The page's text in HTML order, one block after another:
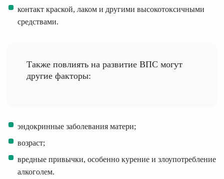
контакт краской, лаком и другими высокотоксичными
средствами.
Также повлиять на развитие ВПС могут
другие факторы:
эндокринные заболевания матери;
возраст;
вредные привычки, особенно курение и злоупотребление
алкоголем.